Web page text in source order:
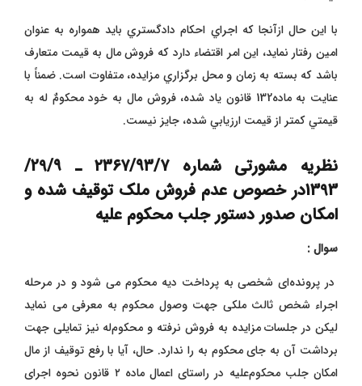
با اين حال ازآنجا كه اجراي احكام دادگستري بايد همواره به عنوان
امين رفتار نمايد، اين امر اقتضاء دارد كه فروش مال به قيمت متعارف
باشد كه بسته به زمان و محل برگزاري مزايده، متفاوت است. ضمناً با
عنايت به ماده132 قانون ياد شده، فروش مال به خود محكومٌ له به
قيمتي كمتر از قيمت ارزيابي شده، جايز نيست.
نظریه مشورتی شماره۲۳۶۷/۹۳/۷ـ
29/۹/
1393در خصوص عدم فروش ملک توقیف شده و
امکان صدور دستور جلب محکوم علیه
سوال :
در پرونده‌ای شخصی به پرداخت دیه محکوم می شود و در مرحله
اجراء شخص ثالث ملکی جهت وصول محکوم به معرفی می نماید
لیکن در جلسات مزایده به فروش نرفته و محکوم‌له نیز تمایلی جهت
برداشت آن به جای محکوم به را ندارد. حال، آیا با رفع توقیف از مال
امکان جلب محکوم‌علیه در راستای اعمال ماده ۲ قانون نحوه اجرای